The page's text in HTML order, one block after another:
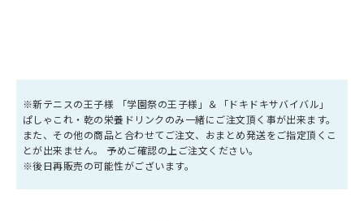
※新テニスの王子様 「学園祭の王子様」＆「ドキドキサバイバル」
ぱしゃこれ・乾の栄養ドリンクのみ一緒にご注文頂く事が出来ます。
また、その他の商品と合わせてご注文、おまとめ発送をご指定頂くこ
とが出来ません。 予めご確認の上ご注文ください。
※後日再販売の可能性がございます。